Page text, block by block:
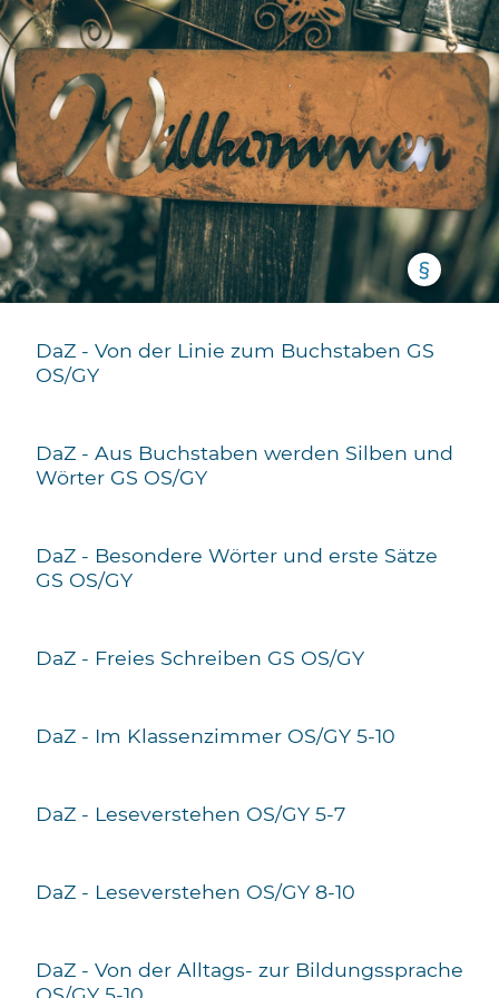
§
DaZ - Von der Linie zum Buchstaben GS
OS/GY
DaZ - Aus Buchstaben werden Silben und
Wörter GS OS/GY
DaZ - Besondere Wörter und erste Sätze
GS OS/GY
DaZ - Freies Schreiben GS OS/GY
DaZ - Im Klassenzimmer OS/GY 5-10
DaZ - Leseverstehen OS/GY 5-7
DaZ - Leseverstehen OS/GY 8-10
DaZ - Von der Alltags- zur Bildungssprache